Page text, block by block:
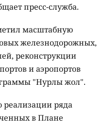
пресс-служба.
масштабную
железнодорожных,
реконструкции
и аэропортов
"Нурлы жол".
реализации ряда
в Плане